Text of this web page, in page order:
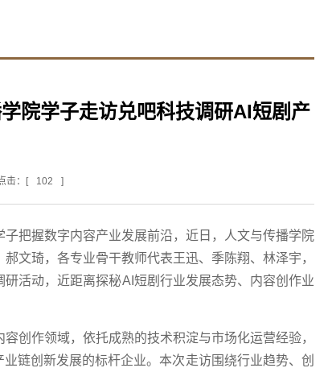
院学子走访兑吧科技调研AI短剧产
击：[ 102 ]
把握数字内容产业发展前沿，近日，人文与传播学院
文琦，各专业骨干教师代表王迅、季陈翔、林泽宇，
活动，近距离探秘AI短剧行业发展态势、内容创作业
创作领域，依托成熟的技术积淀与市场化运营经验，
链创新发展的标杆企业。本次走访围绕行业趋势、创